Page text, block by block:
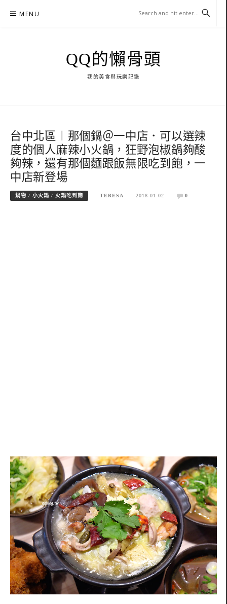
MENU
QQ的懶骨頭
我的美食與玩樂記錄
台中北區︱那個鍋＠一中店．可以選辣
度的個人麻辣小火鍋，狂野泡椒鍋夠酸
夠辣，還有那個麵跟飯無限吃到飽，一
中店新登場
鍋物 / 小火鍋 / 火鍋吃到飽 TERESA 2018-01-02 0